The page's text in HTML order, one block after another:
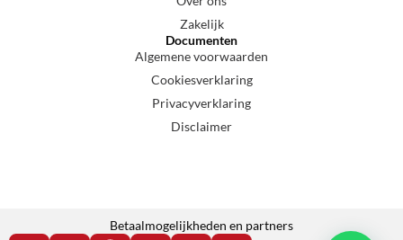
Zakelijk
Documenten
Algemene voorwaarden
Cookiesverklaring
Privacyverklaring
Disclaimer
Betaalmogelijkheden en partners